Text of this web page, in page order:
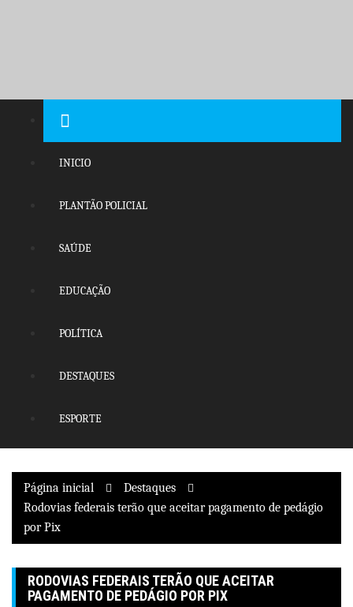
INICIO
PLANTÃO POLICIAL
SAÚDE
EDUCAÇÃO
POLÍTICA
DESTAQUES
ESPORTE
Página inicial
Destaques
Rodovias federais terão que aceitar pagamento de pedágio
por Pix
RODOVIAS FEDERAIS TERÃO QUE ACEITAR
PAGAMENTO DE PEDÁGIO POR PIX